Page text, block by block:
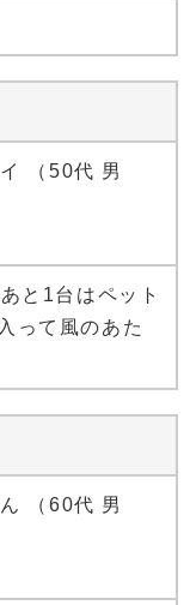
（50代 男
と1台はペット
って風のあた
（60代 男